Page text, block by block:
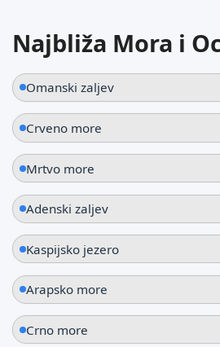
Umm al-Quwain
Ujedinjeni Arapski Emirati
Najbliža Mora i
Omanski zaljev
Crveno more
Mrtvo more
Adenski zaljev
Kaspijsko jezero
Arapsko more
Crno more